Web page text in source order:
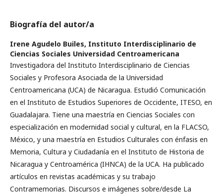
Biografía del autor/a
Irene Agudelo Builes, Instituto Interdisciplinario de
Ciencias Sociales Universidad Centroamericana
Investigadora del Instituto Interdisciplinario de Ciencias
Sociales y Profesora Asociada de la Universidad
Centroamericana (UCA) de Nicaragua. Estudió Comunicación
en el Instituto de Estudios Superiores de Occidente, ITESO, en
Guadalajara. Tiene una maestría en Ciencias Sociales con
especialización en modernidad social y cultural, en la FLACSO,
México, y una maestría en Estudios Culturales con énfasis en
Memoria, Cultura y Ciudadanía en el Instituto de Historia de
Nicaragua y Centroamérica (IHNCA) de la UCA. Ha publicado
artículos en revistas académicas y su trabajo
Contramemorias. Discursos e imágenes sobre/desde La